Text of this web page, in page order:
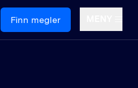
Finn megler